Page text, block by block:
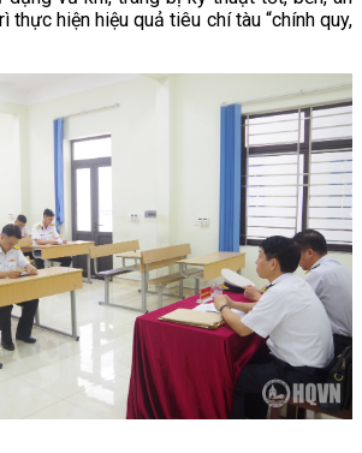
thực hiện hiệu quả tiêu chí tàu “chính quy,